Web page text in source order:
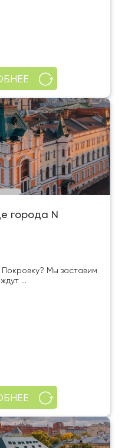
города N
Мы заставим
...